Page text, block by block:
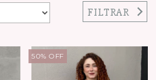
FILTRAR
50% OFF